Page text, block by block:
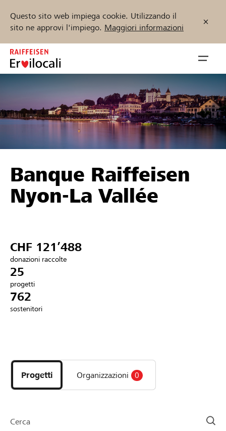
Questo sito web impiega cookie. Utilizzando il
sito ne approvi l'impiego. Maggiori informazioni
Zum
Inhalt
springen
öffnen
Sostenere
Aiuto & supporto
Collegarsi
Trova progetti e organizzazioni
Inizia ora
DE FR IT
Banque Raiffeisen
Nyon-La Vallée
CHF 121’488
donazioni raccolte
25
progetti
762
sostenitori
i
progetti
e
della
Progetti Organizzazioni 0
Cerca